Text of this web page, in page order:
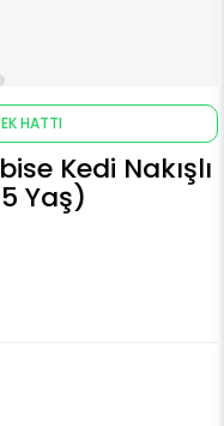
HATTI
Kedi Nakışlı
Yaş)